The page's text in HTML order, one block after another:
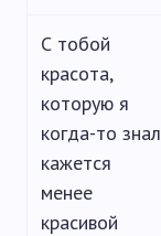
С тобой
красота,
которую я
когда-то
кажется
менее
красивой